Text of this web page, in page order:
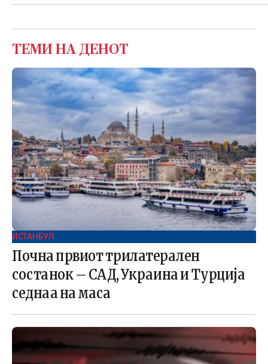
ТЕМИ НА ДЕНОТ
ИСТАНБУЛ
Почна првиот трилатерален
состанок – САД, Украина и Турција
седнаа на маса